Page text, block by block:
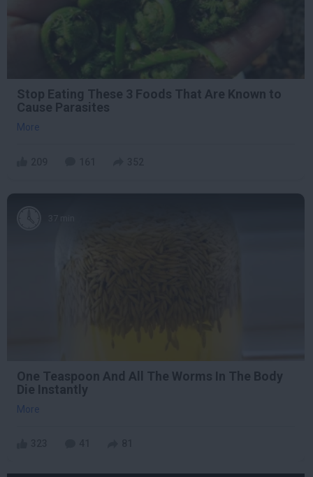
Stop Eating These 3 Foods That Are Known to
Cause Parasites
More
One Teaspoon And All The Worms In The Body
Die Instantly
More